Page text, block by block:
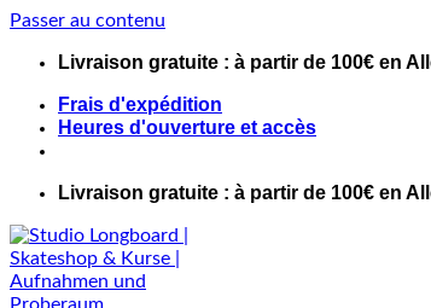
Passer au contenu
Livraison gratuite : à partir de 100€ en
Frais d'expédition
Heures d'ouverture et accès
Livraison gratuite : à partir de 100€ en